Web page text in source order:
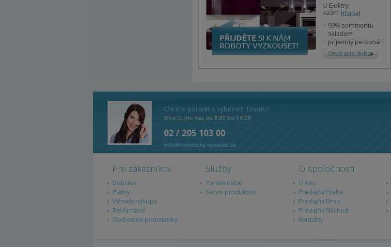
U Elektry
523/1 (mapa)
99% sortimentu
skladom
príjemný personál
Otváracia doba
Chcete poradiť s výberom tovaru?
Sme tu pre vás od 8:00 do 16:00
02 / 205 103 00
info@roboticky-vysavac.sk
Pre zákazníkov
Doprava
Platby
Výhody nákupu
Reklamácie
Obchodné podmienky
Služby
Poradenstvo
Servis produktov
O spoločnosti
O nás
Predajňa Praha
Predajňa Brno
Predajňa Náchod
Kontakty